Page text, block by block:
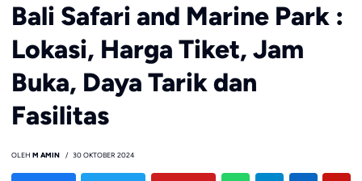
Bali Safari and Marine Park :
Lokasi, Harga Tiket, Jam
Buka, Daya Tarik dan
Fasilitas
OLEH M AMIN 30 OKTOBER 2024